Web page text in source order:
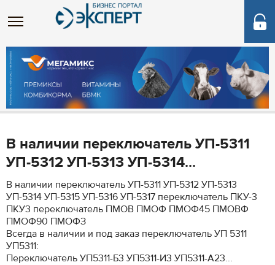
В наличии переключатель УП-5311
УП-5312 УП-5313 УП-5314...
В наличии переключатель УП-5311 УП-5312 УП-5313
УП-5314 УП-5315 УП-5316 УП-5317 переключатель ПКУ-3
ПКУ3 переключатель ПМОВ ПМОФ ПМОФ45 ПМОВФ
ПМОФ90 ПМОФЗ
Всегда в наличии и под заказ переключатель УП 5311
УП5311:
Переключатель УП5311-Б3 УП5311-И3 УП5311-А23...